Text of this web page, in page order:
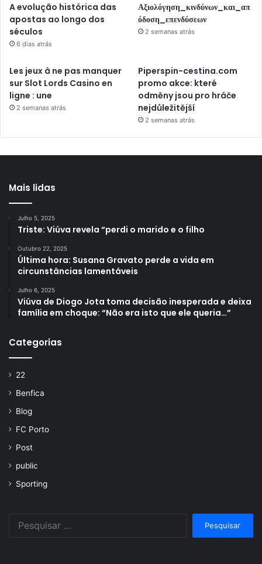
A evolução histórica das
apostas ao longo dos
séculos
6 dias atrás
Αξιολόγηση_κινδύνων_και_απ
όδοση_επενδύσεων
2 semanas atrás
Les jeux à ne pas manquer
sur Slot Lords Casino en
ligne : une
2 semanas atrás
Piperspin-cestina.com
promo akce: které
odměny jsou pro hráče
nejdůležitější
2 semanas atrás
Mais lidas
Julho 5, 2025
Triste: Viúva revela “perdi o marido e o filho
Outubro 22, 2025
Última hora: Susana Gravato perde a vida em
circunstâncias lamentáveis
Julho 6, 2025
Viúva de Diogo Jota toma decisão inesperada e deixa
família em choque: “Não era isto que ele queria…”
Categorias
22
Benfica
Blog
FC Porto
Post
public
Sporting